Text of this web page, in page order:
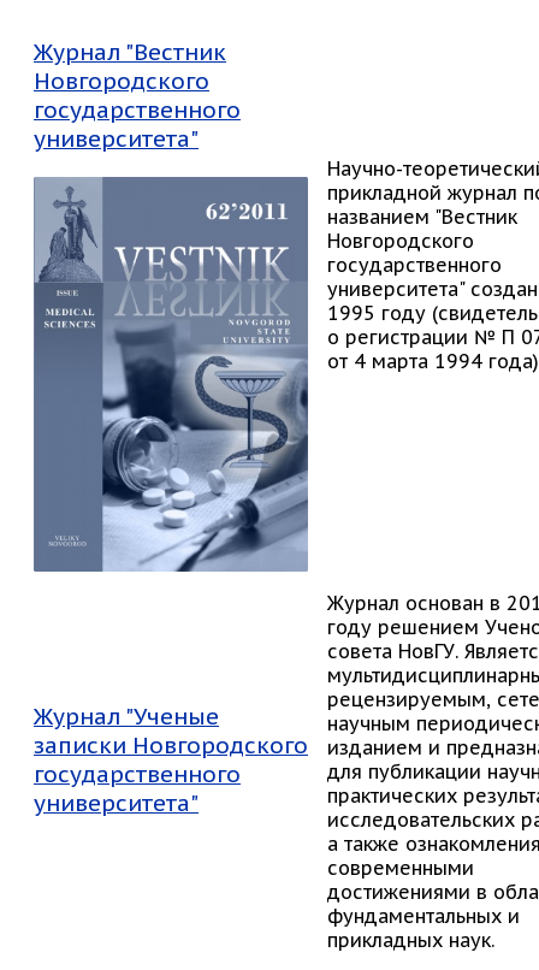
Журнал "Вестник
Новгородского
государственного
университета"
Научно-
прикладной журнал
названием "Вестник
Новгородского
государственного
университета"
1995 году
о регистрации № П
от 4 марта 1994
Журнал "Ученые
записки Новгородского
государственного
университета"
Журнал основан в
году решением
совета НовГУ.
рецензируемым,
научным
изданием и
для публикации
практических
исследовательских
а также
современными
достижениями в
фундаментальных и
прикладных наук.